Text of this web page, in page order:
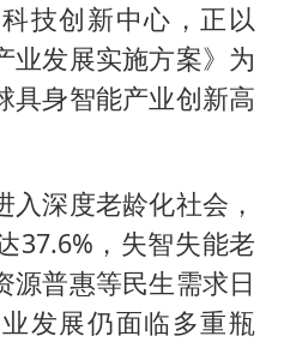
技创新中心，正以
业发展实施方案》为
具身智能产业创新高
深度老龄化社会，
37.6%，失智失能老
源普惠等民生需求日
发展仍面临多重瓶